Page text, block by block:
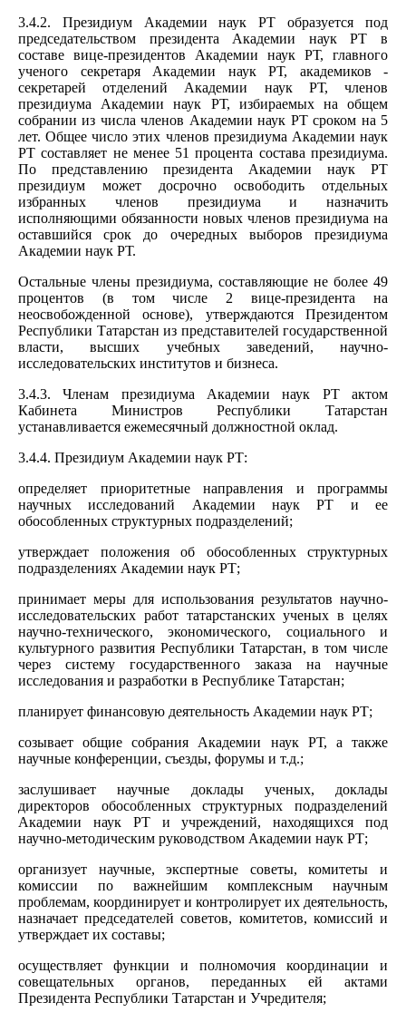
3.4.2. Президиум Академии наук РТ образуется под
председательством президента Академии наук РТ в
составе вице-президентов Академии наук РТ, главного
ученого секретаря Академии наук РТ, академиков -
секретарей отделений Академии наук РТ, членов
президиума Академии наук РТ, избираемых на общем
собрании из числа членов Академии наук РТ сроком на 5
лет. Общее число этих членов президиума Академии наук
РТ составляет не менее 51 процента состава президиума.
По представлению президента Академии наук РТ
президиум может досрочно освободить отдельных
избранных членов президиума и назначить
исполняющими обязанности новых членов президиума на
оставшийся срок до очередных выборов президиума
Академии наук РТ.
Остальные члены президиума, составляющие не более 49
процентов (в том числе 2 вице-президента на
неосвобожденной основе), утверждаются Президентом
Республики Татарстан из представителей государственной
власти, высших учебных заведений, научно-
исследовательских институтов и бизнеса.
3.4.3. Членам президиума Академии наук РТ актом
Кабинета Министров Республики Татарстан
устанавливается ежемесячный должностной оклад.
3.4.4. Президиум Академии наук РТ:
определяет приоритетные направления и программы
научных исследований Академии наук РТ и ее
обособленных структурных подразделений;
утверждает положения об обособленных структурных
подразделениях Академии наук РТ;
принимает меры для использования результатов научно-
исследовательских работ татарстанских ученых в целях
научно-технического, экономического, социального и
культурного развития Республики Татарстан, в том числе
через систему государственного заказа на научные
исследования и разработки в Республике Татарстан;
планирует финансовую деятельность Академии наук РТ;
созывает общие собрания Академии наук РТ, а также
научные конференции, съезды, форумы и т.д.;
заслушивает научные доклады ученых, доклады
директоров обособленных структурных подразделений
Академии наук РТ и учреждений, находящихся под
научно-методическим руководством Академии наук РТ;
организует научные, экспертные советы, комитеты и
комиссии по важнейшим комплексным научным
проблемам, координирует и контролирует их деятельность,
назначает председателей советов, комитетов, комиссий и
утверждает их составы;
осуществляет функции и полномочия координации и
совещательных органов, переданных ей актами
Президента Республики Татарстан и Учредителя;